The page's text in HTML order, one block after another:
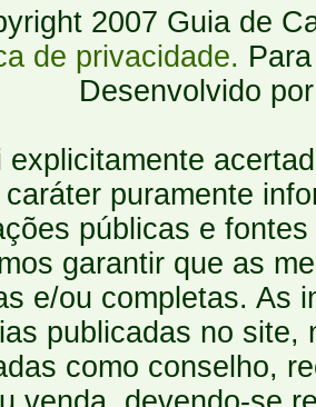
2007 Guia de
de privacidade.
Desenvolvido
explicitamente
puramente
públicas e
garantir que as
e/ou completas. As
publicadas no site,
como conselho,